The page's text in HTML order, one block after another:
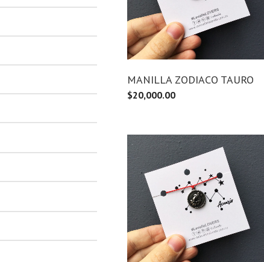
MANILLA ZODIACO TAURO
$20,000.00